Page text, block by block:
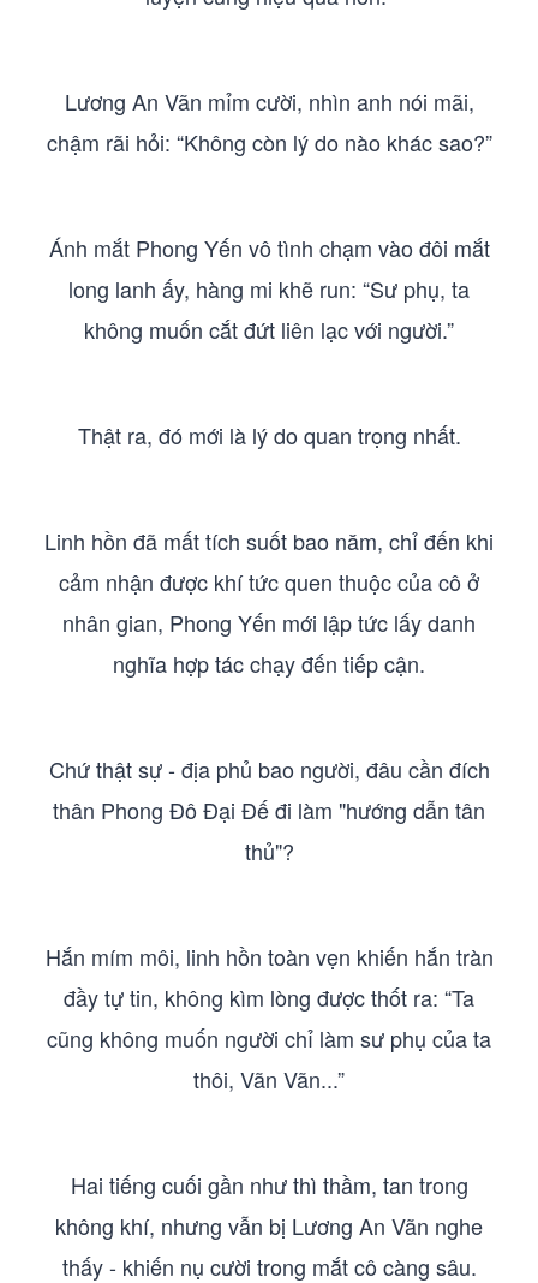
Lương An Vãn mỉm cười, nhìn anh nói mãi,
chậm rãi hỏi: “Không còn lý do nào khác sao?”
Ánh mắt Phong Yến vô tình chạm vào đôi mắt
long lanh ấy, hàng mi khẽ run: “Sư phụ, ta
không muốn cắt đứt liên lạc với người.”
Thật ra, đó mới là lý do quan trọng nhất.
Linh hồn đã mất tích suốt bao năm, chỉ đến khi
cảm nhận được khí tức quen thuộc của cô ở
nhân gian, Phong Yến mới lập tức lấy danh
nghĩa hợp tác chạy đến tiếp cận.
Chứ thật sự - địa phủ bao người, đâu cần đích
thân Phong Đô Đại Đế đi làm "hướng dẫn tân
thủ"?
Hắn mím môi, linh hồn toàn vẹn khiến hắn tràn
đầy tự tin, không kìm lòng được thốt ra: “Ta
cũng không muốn người chỉ làm sư phụ của ta
thôi, Vãn Vãn...”
Hai tiếng cuối gần như thì thầm, tan trong
không khí, nhưng vẫn bị Lương An Vãn nghe
thấy - khiến nụ cười trong mắt cô càng sâu.